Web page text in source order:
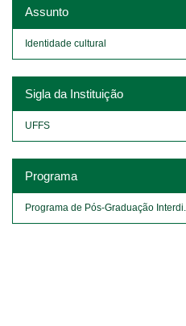
Assunto
Identidade cultural
Sigla da Instituição
UFFS
Programa
Programa de Pós-Graduação Interdi...